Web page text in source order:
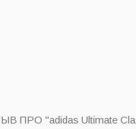
"adidas Ultimate